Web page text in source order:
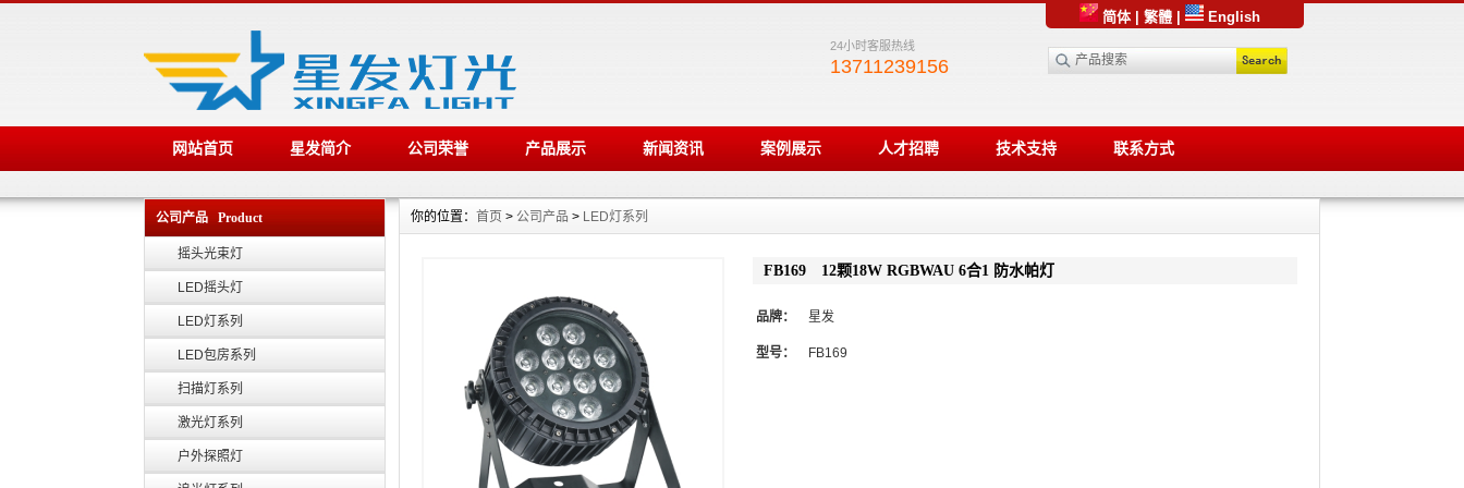
简体| 繁體| English
24小时客服热线
13711239156
网站首页 星发简介 公司荣誉 产品展示 新闻资讯 案例展示 人才招聘 技术支持 联系方式
公司产品 Product
摇头光束灯
LED摇头灯
LED灯系列
LED包房系列
扫描灯系列
激光灯系列
户外探照灯
你的位置： 首页 > 公司产品 > LED灯系列
FB169 12颗18W RGBWAU 6合1 防水帕灯
品牌： 星发
型号： FB169